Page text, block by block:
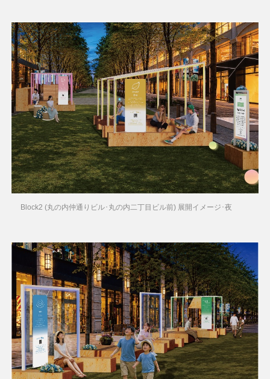
Block2 (丸の内仲通りビル･丸の内二丁目ビル前) 展開イメージ･夜